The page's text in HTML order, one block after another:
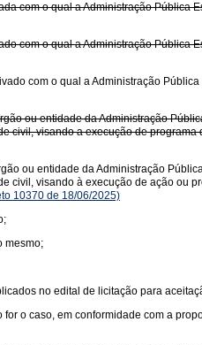
com o qual a Administração Pública
com o qual a Administração Pública
com o qual a Administração
ou entidade da Administração
civil, visando a execução de
ou entidade da Administração
civil, visando à execução de ação ou
10370 de 18/06/2025)
mesmo;
no edital de licitação para
o caso, em conformidade com a